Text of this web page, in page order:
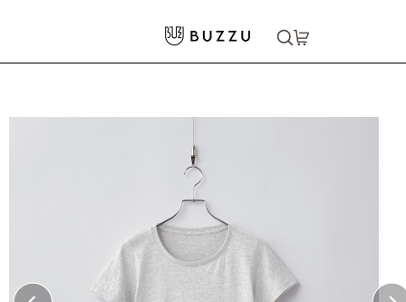
5.6oz ヘビーウェイトTシャツ（レディース）